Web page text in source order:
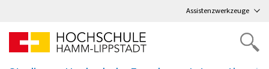
Assistenzwerkzeuge